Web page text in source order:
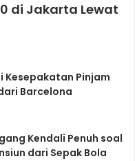
di Jakarta Lewat
Kesepakatan Pinjam
Barcelona
Kendali Penuh soal
dari Sepak Bola